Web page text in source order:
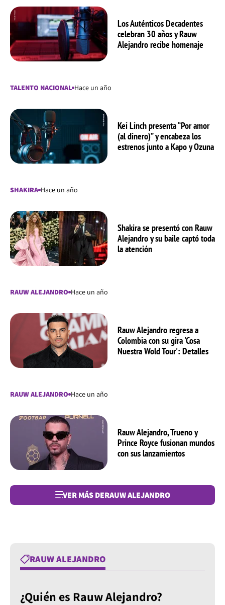
Los Auténticos Decadentes
celebran 30 años y Rauw
Alejandro recibe homenaje
TALENTO NACIONAL Hace un año
Kei Linch presenta “Por amor
(al dinero)” y encabeza los
estrenos junto a Kapo y Ozuna
SHAKIRA Hace un año
Shakira se presentó con Rauw
Alejandro y su baile captó toda
la atención
RAUW ALEJANDRO Hace un año
Rauw Alejandro regresa a
Colombia con su gira 'Cosa
Nuestra Wold Tour': Detalles
RAUW ALEJANDRO Hace un año
Rauw Alejandro, Trueno y
Prince Royce fusionan mundos
con sus lanzamientos
VER MÁS DERAUW ALEJANDRO
RAUW ALEJANDRO
¿Quién es Rauw Alejandro?